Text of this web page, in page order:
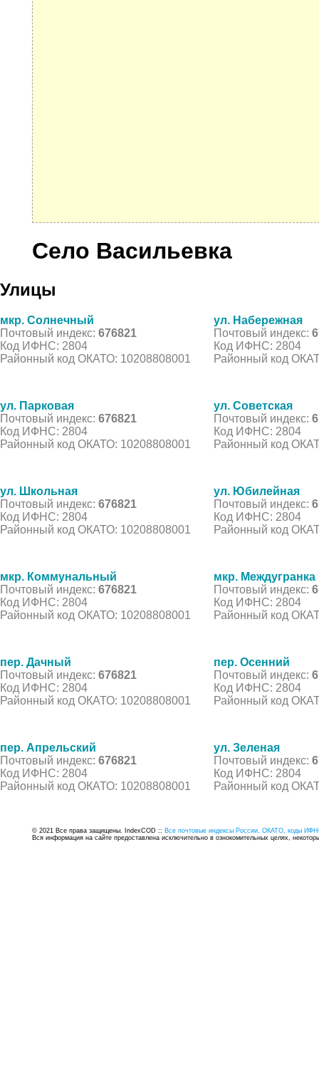
Село Васильевка
Улицы
мкр. Солнечный
Почтовый индекс: 676821
Код ИФНС: 2804
Районный код ОКАТО: 10208808001
ул. Набережная
Почтовый индекс:
Код ИФНС: 2804
Районный код
ул. Парковая
Почтовый индекс: 676821
Код ИФНС: 2804
Районный код ОКАТО: 10208808001
ул. Советская
Почтовый индекс:
Код ИФНС: 2804
Районный код
ул. Школьная
Почтовый индекс: 676821
Код ИФНС: 2804
Районный код ОКАТО: 10208808001
ул. Юбилейная
Почтовый индекс:
Код ИФНС: 2804
Районный код
мкр. Коммунальный
Почтовый индекс: 676821
Код ИФНС: 2804
Районный код ОКАТО: 10208808001
мкр. Междугранка
Почтовый индекс:
Код ИФНС: 2804
Районный код
пер. Дачный
Почтовый индекс: 676821
Код ИФНС: 2804
Районный код ОКАТО: 10208808001
пер. Осенний
Почтовый индекс:
Код ИФНС: 2804
Районный код
пер. Апрельский
Почтовый индекс: 676821
Код ИФНС: 2804
Районный код ОКАТО: 10208808001
ул. Зеленая
Почтовый индекс:
Код ИФНС: 2804
Районный код
© 2021 Все права защищены. IndexCOD :: Все почтовые индексы России, ОКАТО, коды
Вся информация на сайте предоставлена исключительно в ознокомительных целях,